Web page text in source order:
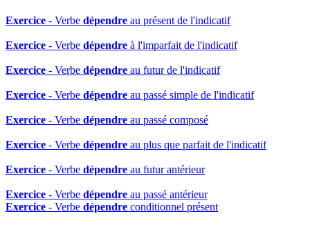
Exercice - Verbe dépendre au présent de l'indicatif
Exercice - Verbe dépendre à l'imparfait de l'indicatif
Exercice - Verbe dépendre au futur de l'indicatif
Exercice - Verbe dépendre au passé simple de l'indicatif
Exercice - Verbe dépendre au passé composé
Exercice - Verbe dépendre au plus que parfait de l'indicatif
Exercice - Verbe dépendre au futur antérieur
Exercice - Verbe dépendre au passé antérieur
Exercice - Verbe dépendre conditionnel présent